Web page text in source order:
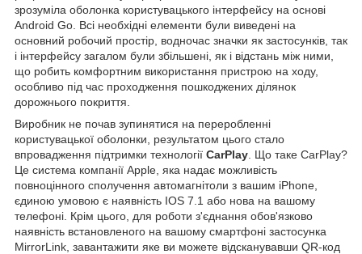
зрозуміла оболонка користувацького інтерфейсу на основі
Android Go. Всі необхідні елементи були виведені на
основний робочий простір, водночас значки як застосунків, так
і інтерфейсу загалом були збільшені, як і відстань між ними,
що робить комфортним використання пристрою на ходу,
особливо під час проходження пошкоджених ділянок
дорожнього покриття.
Виробник не почав зупинятися на переробленні
користувацької оболонки, результатом цього стало
впровадження підтримки технології CarPlay . Що таке CarPlay?
Це система компанії Apple, яка надає можливість
повноцінного сполучення автомагнітоли з вашим iPhone,
єдиною умовою є наявність IOS 7.1 або нова на вашому
телефоні. Крім цього, для роботи з'єднання обов'язково
наявність встановленого на вашому смартфоні застосунка
MirrorLink, завантажити яке ви можете відсканувавши QR-код